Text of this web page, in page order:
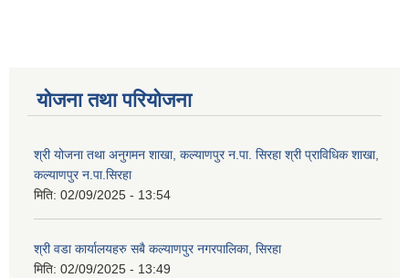
योजना तथा परियोजना
श्री योजना तथा अनुगमन शाखा, कल्याणपुर न.पा. सिरहा श्री प्राविधिक शाखा,
कल्याणपुर न.पा.सिरहा
मिति: 02/09/2025 - 13:54
श्री वडा कार्यालयहरु सबै कल्याणपुर नगरपालिका, सिरहा
मिति: 02/09/2025 - 13:49